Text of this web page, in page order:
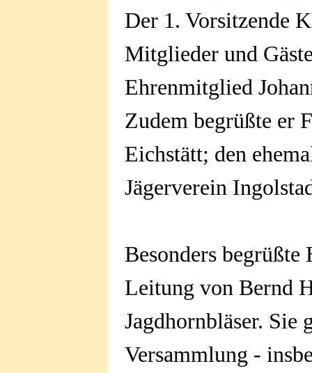
Der 1. Vorsitzende
Mitglieder und
Ehrenmitglied
Zudem begrüßte er
Eichstätt; den
Jägerverein
Besonders
Leitung von Bernd
Jagdhornbläser. Sie
Versammlung -